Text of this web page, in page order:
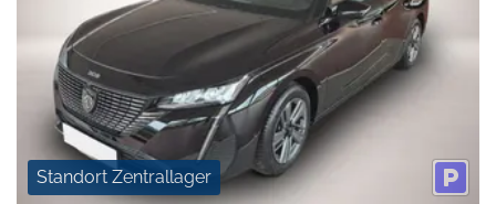
Standort Zentrallager